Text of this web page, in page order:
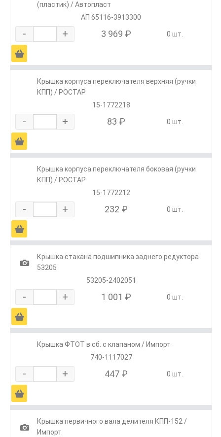
(пластик) / Автопласт
АП 65116-3913300
- + 3 969 ₽ 0 шт.
Ä
Крышка корпуса переключателя верхняя (ручки
КПП) / РОСТАР
15-1772218
- + 83 ₽ 0 шт.
Ä
Крышка корпуса переключателя боковая (ручки
КПП) / РОСТАР
15-1772212
- + 232 ₽ 0 шт.
Ä
1
Крышка стакана подшипника заднего редуктора
53205
53205-2402051
- + 1 001 ₽ 0 шт.
Ä
Крышка ФТОТ в сб. с клапаном / Импорт
740-1117027
- + 447 ₽ 0 шт.
Ä
1
Крышка первичного вала делителя КПП-152 /
Импорт